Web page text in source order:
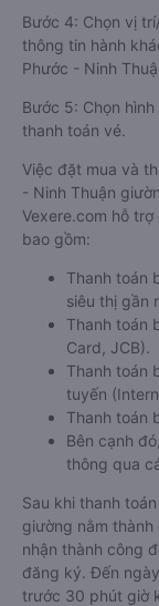
Bước 4: Chọn vị
thông tin hành
Phước - Ninh
Bước 5: Chọn
thanh toán vé.
Việc đặt mua và
- Ninh Thuận
Vexere.com hỗ
bao gồm:
Thanh toán
siêu thị gần
Thanh toán
Card, JCB).
Thanh toán
tuyến
Thanh toán
Bên cạnh
thông qua
Sau khi thanh
giường nằm thành
nhận thành công
đăng ký. Đến
trước 30 phút giờ